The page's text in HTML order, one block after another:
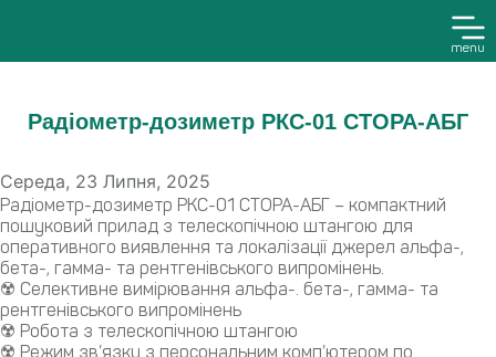
menu
Радіометр-дозиметр РКС-01 СТОРА-АБГ
Середа, 23 Липня, 2025
Радіометр-дозиметр РКС-01 СТОРА-АБГ – компактний
пошуковий прилад з телескопічною штангою для
оперативного виявлення та локалізації джерел альфа-,
бета-, гамма- та рентгенівського випромінень.
☢️ Селективне вимірювання альфа-. бета-, гамма- та
рентгенівського випромінень
☢️ Робота з телескопічною штангою
☢️ Режим зв’язку з персональним комп’ютером по